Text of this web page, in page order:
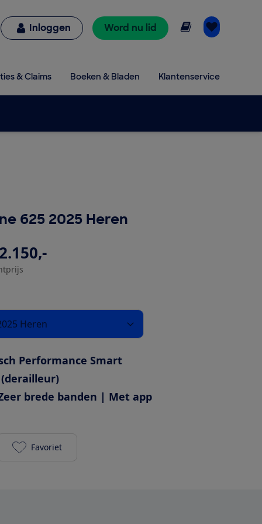
Inloggen Word nu lid Online lezen
& Claims Boeken & Bladen Klantenservice
625 2025 Heren
Heren
Performance Smart
brede banden | Met app
Cube Touring Hybrid One 625 2025 Heren
Favoriet